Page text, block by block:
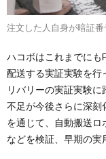
注文した人自身が暗証
ハコボはこれまでにも
配送する実証実験を行
リバリーの実証実験
不足が今後さらに深刻
を通じて、自動搬送
などを検証、早期の実